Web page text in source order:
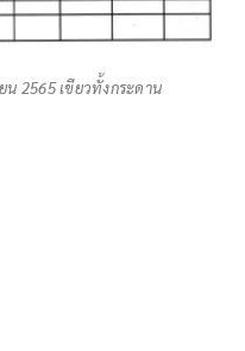
2565 เขียวทั้งกระดาน